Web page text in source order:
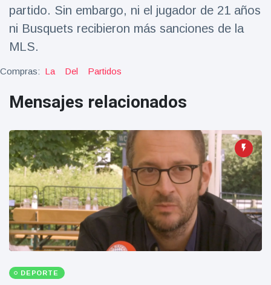
partido. Sin embargo, ni el jugador de 21 años
ni Busquets recibieron más sanciones de la
MLS.
Compras: La Del Partidos
Mensajes relacionados
DEPORTE